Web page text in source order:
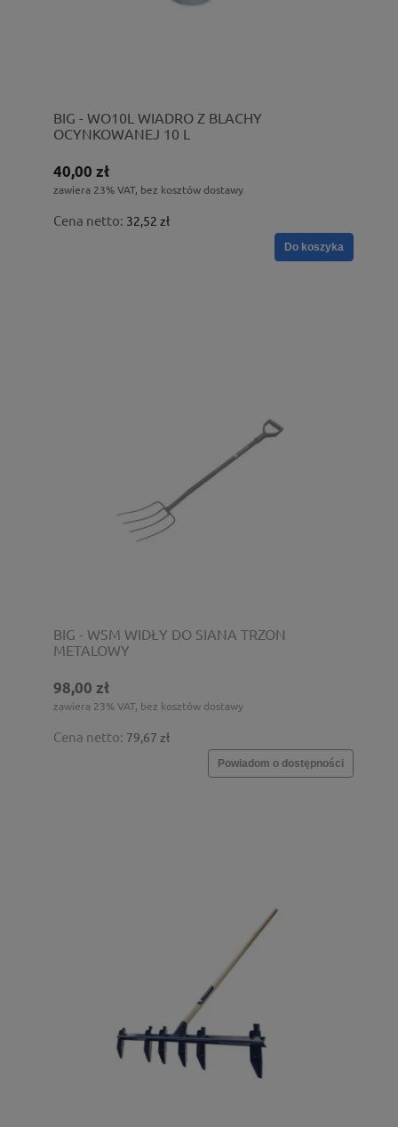
BIG - WO10L WIADRO Z BLACHY
OCYNKOWANEJ 10 L
40,00 zł
zawiera 23% VAT, bez kosztów dostawy
Cena netto: 32,52 zł
Do koszyka
BIG - WSM WIDŁY DO SIANA TRZON
METALOWY
98,00 zł
zawiera 23% VAT, bez kosztów dostawy
Cena netto: 79,67 zł
Powiadom o dostępności